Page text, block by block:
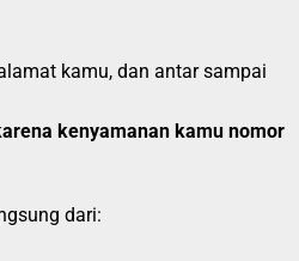
kamu, dan antar sampai
kenyamanan kamu nomor
dari: